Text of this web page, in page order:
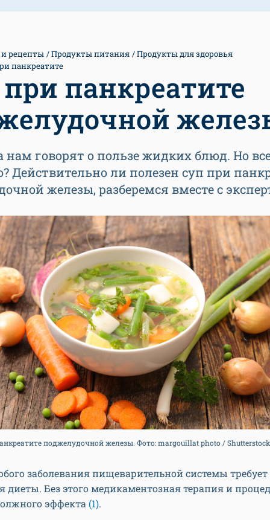
и рецепты Продукты питания
Продукты для здоровья
панкреатите
панкреатите
нам говорят о пользе жидких блюд. Но
Действительно ли полезен суп при
железы, разберемся вместе с
поджелудочной железы. Фото: margouillat photo /
заболевания пищеварительной системы требует
диеты. Без этого медикаментозная терапия и
эффекта (1).